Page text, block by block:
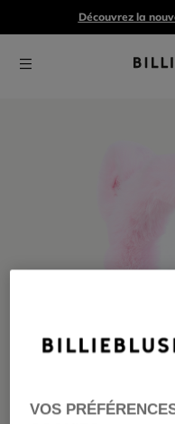
Découvrez la
VOS